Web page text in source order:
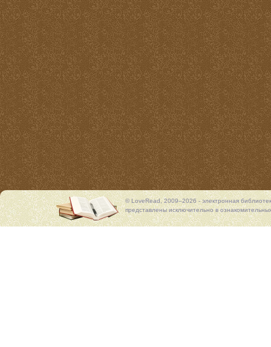
© LoveRead, 2009–2026 - электронная
представлены исключительно в